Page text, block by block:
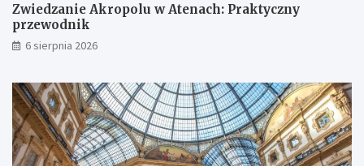
Zwiedzanie Akropolu w Atenach: Praktyczny
przewodnik
6 sierpnia 2026